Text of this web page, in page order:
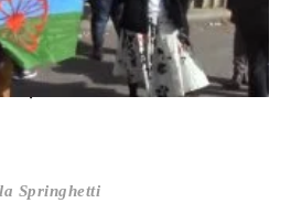
RACCONTATA DAI
Springhetti